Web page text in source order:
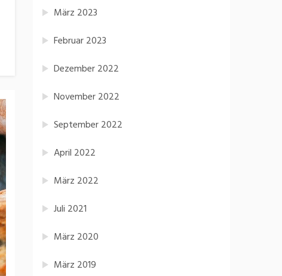
März 2023
Februar 2023
Dezember 2022
November 2022
September 2022
April 2022
März 2022
Juli 2021
März 2020
März 2019